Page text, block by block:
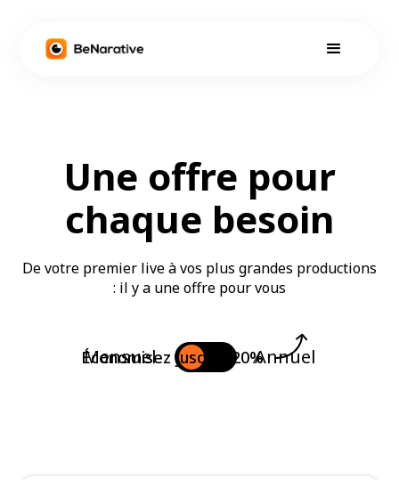
Une offre pour
chaque besoin
De votre premier live à vos plus grandes productions
: il y a une offre pour vous
Mensuel Annuel
Économisez jusqu'à 20%